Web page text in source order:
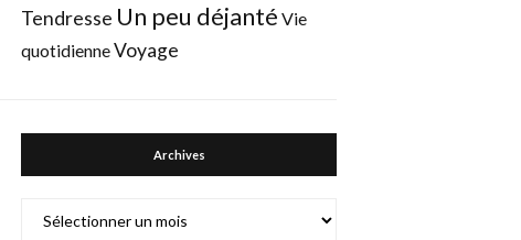
Tendresse Un peu déjanté Vie
quotidienneVoyage
Archives